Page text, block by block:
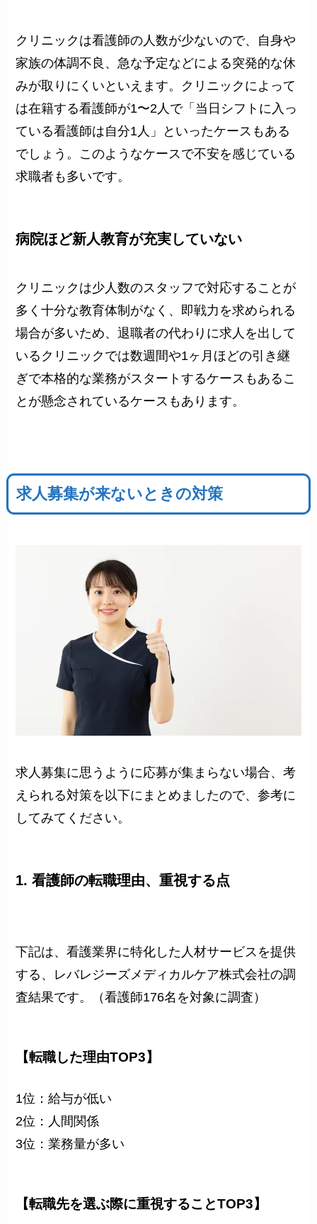
クリニックは看護師の人数が少ないので、自身や
家族の体調不良、急な予定などによる突発的な休
みが取りにくいといえます。クリニックによって
は在籍する看護師が1〜2人で「当日シフトに入っ
ている看護師は自分1人」といったケースもある
でしょう。このようなケースで不安を感じている
求職者も多いです。
病院ほど新人教育が充実していない
クリニックは少人数のスタッフで対応することが
多く十分な教育体制がなく、即戦力を求められる
場合が多いため、退職者の代わりに求人を出して
いるクリニックでは数週間や1ヶ月ほどの引き継
ぎで本格的な業務がスタートするケースもあるこ
とが懸念されているケースもあります。
求人募集が来ないときの対策
求人募集に思うように応募が集まらない場合、考
えられる対策を以下にまとめましたので、参考に
してみてください。
1. 看護師の転職理由、重視する点
下記は、看護業界に特化した人材サービスを提供
する、レバレジーズメディカルケア株式会社の調
査結果です。（看護師176名を対象に調査）
【転職した理由TOP3】
1位：給与が低い
2位：人間関係
3位：業務量が多い
【転職先を選ぶ際に重視することTOP3】